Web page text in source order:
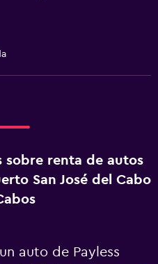
sobre renta de autos
San José del Cabo
auto de Payless